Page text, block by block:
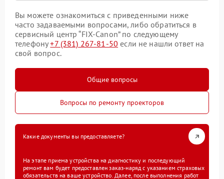
Вы можете ознакомиться с приведенными ниже
часто задаваемыми вопросами, либо обратиться в
сервисный центр “FIX-Canon” по следующему
телефону+7 (381) 267-81-50 если не нашли ответ на
свой вопрос.
Общие вопросы
Вопросы по ремонту проекторов
Какие документы вы предоставляете?
На этапе приема устройства на диагностику и последующий
ремонт вам будет предоставлен заказ-наряд с указанием страховых
обязательств на ваше устройство. Далее, после выполнения работ